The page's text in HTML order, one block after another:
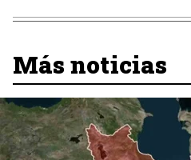
Más noticias